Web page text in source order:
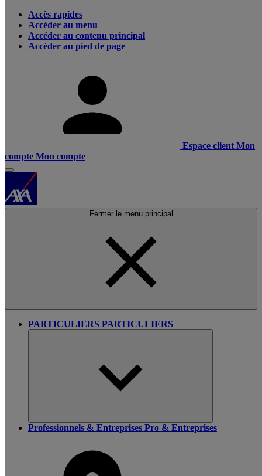
Accès rapides
Accéder au menu
Accéder au contenu principal
Accéder au pied de page
Espace client Mon
compte Mon compte
Fermer le menu principal
PARTICULIERS PARTICULIERS
Professionnels & Entreprises Pro & Entreprises